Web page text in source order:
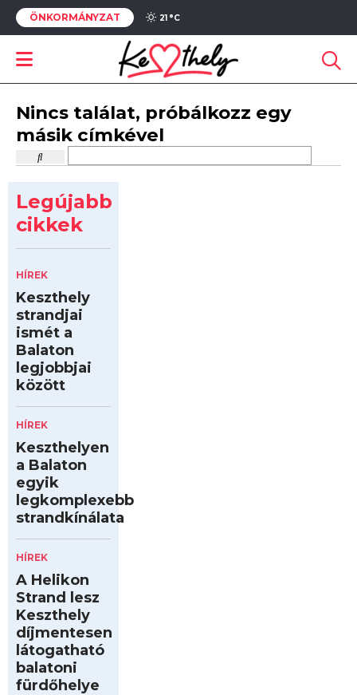
ÖNKORMÁNYZAT 21 °C
Nincs találat, próbálkozz egy
másik címkével
Legújabb
cikkek
HÍREK
Keszthely
strandjai
ismét a
Balaton
legjobbjai
között
HÍREK
Keszthelyen
a Balaton
egyik
legkomplexebb
strandkínálata
HÍREK
A Helikon
Strand lesz
Keszthely
díjmentesen
látogatható
balatoni
fürdőhelye